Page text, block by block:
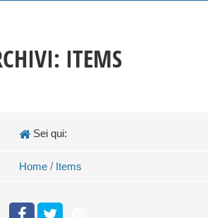
ITEMS
Sei qui:
Home / Items